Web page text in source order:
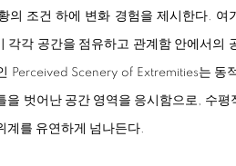
의 조건 하에 변화 경험을 제시한다. 여
각각 공간을 점유하고 관계함 안에서의
Perceived Scenery of Extremities는 동
을 벗어난 공간 영역을 응시함으로, 수
계를 유연하게 넘나든다.